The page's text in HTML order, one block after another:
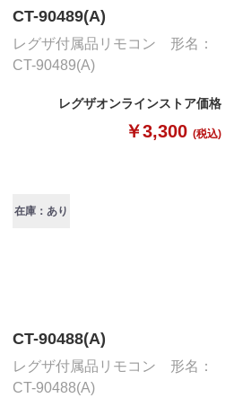
CT-90489(A)
レグザ付属品リモコン 形名：
CT-90489(A)
レグザオンラインストア価格
￥3,300 (税込)
在庫：あり
CT-90488(A)
レグザ付属品リモコン 形名：
CT-90488(A)